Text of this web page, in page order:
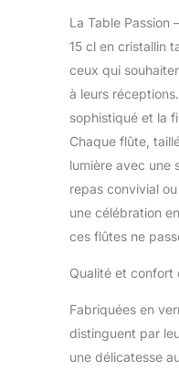
La Table Passion
15 cl en cristallin
ceux qui
à leurs
sophistiqué et la
Chaque flûte,
lumière avec une
repas convivial
une célébration
ces flûtes ne
Qualité et confort
Fabriquées en
distinguent par
une délicatesse